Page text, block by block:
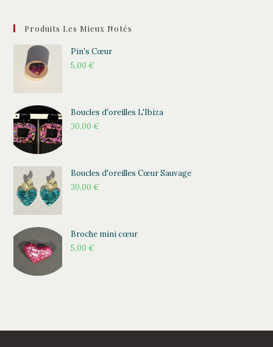
Produits Les Mieux Notés
Pin's Cœur
5,00€
Boucles d'oreilles L'Ibiza
30,00€
Boucles d'oreilles Cœur Sauvage
30,00€
Broche mini cœur
5,00€